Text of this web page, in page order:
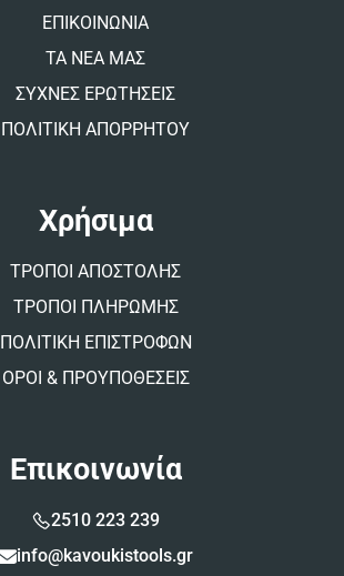
ΕΠΙΚΟΙΝΩΝΙΑ
ΤΑ ΝΕΑ ΜΑΣ
ΣΥΧΝΕΣ ΕΡΩΤΗΣΕΙΣ
ΠΟΛΙΤΙΚΗ ΑΠΟΡΡΗΤΟΥ
Χρήσιμα
ΤΡΟΠΟΙ ΑΠΟΣΤΟΛΗΣ
ΤΡΟΠΟΙ ΠΛΗΡΩΜΗΣ
ΠΟΛΙΤΙΚΗ ΕΠΙΣΤΡΟΦΩΝ
ΟΡΟΙ & ΠΡΟΥΠΟΘΕΣΕΙΣ
Επικοινωνία
2510 223 239
info@kavoukistools.gr